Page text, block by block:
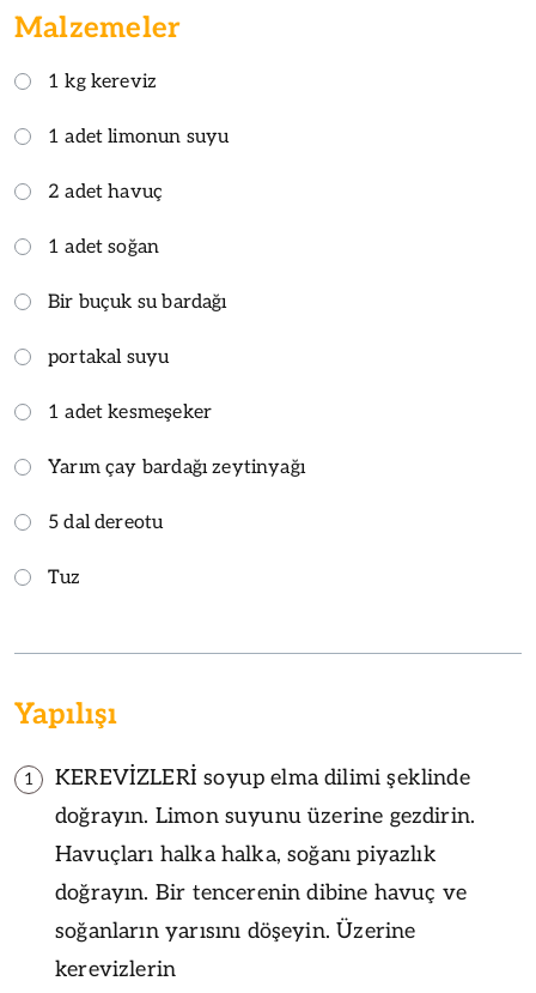
Malzemeler
1 kg kereviz
1 adet limonun suyu
2 adet havuç
1 adet soğan
Bir buçuk su bardağı
portakal suyu
1 adet kesmeşeker
Yarım çay bardağı zeytinyağı
5 dal dereotu
Tuz
Yapılışı
1
KEREVİZLERİ soyup elma dilimi şeklinde
doğrayın. Limon suyunu üzerine gezdirin.
Havuçları halka halka, soğanı piyazlık
doğrayın. Bir tencerenin dibine havuç ve
soğanların yarısını döşeyin. Üzerine
kerevizlerin